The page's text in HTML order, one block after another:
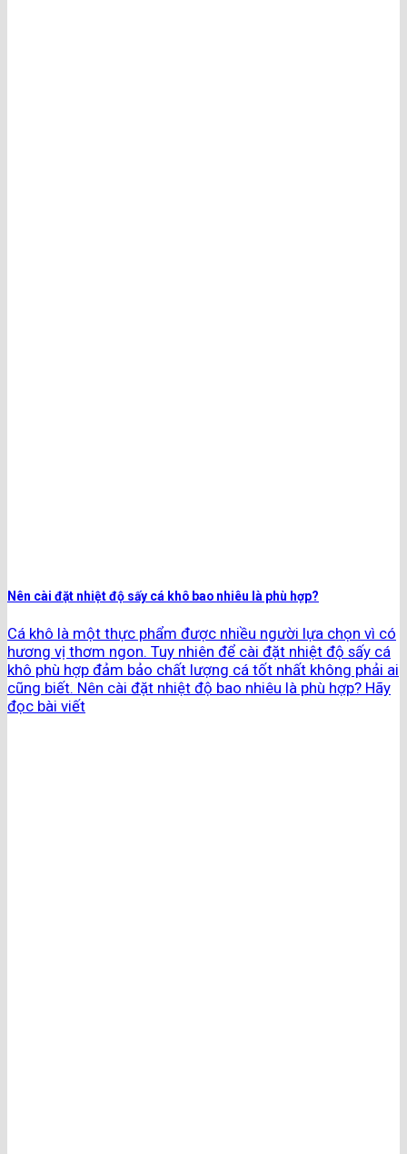
Nên cài đặt nhiệt độ sấy cá khô bao nhiêu là phù hợp?
Cá khô là một thực phẩm được nhiều người lựa chọn vì có
hương vị thơm ngon. Tuy nhiên để cài đặt nhiệt độ sấy cá
khô phù hợp đảm bảo chất lượng cá tốt nhất không phải ai
cũng biết. Nên cài đặt nhiệt độ bao nhiêu là phù hợp? Hãy
đọc bài viết